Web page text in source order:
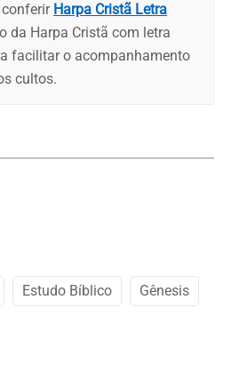
Harpa Cristã Letra
da Harpa Cristã com letra
facilitar o acompanhamento
cultos.
Estudo Bíblico Gênesis